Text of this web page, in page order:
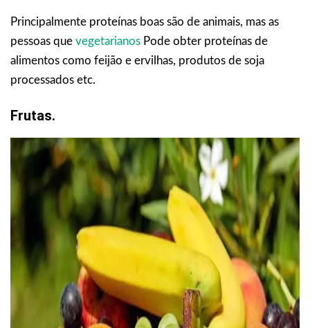
Principalmente proteínas boas são de animais, mas as
pessoas que vegetarianos Pode obter proteínas de
alimentos como feijão e ervilhas, produtos de soja
processados etc.
Frutas.